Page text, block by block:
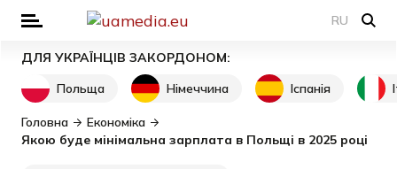
RU
ДЛЯ УКРАЇНЦІВ ЗАКОРДОНОМ:
Польща
Німеччина Іспанія
Головна
Економіка
Якою буде мінімальна зарплата в Польщі в 2025 році